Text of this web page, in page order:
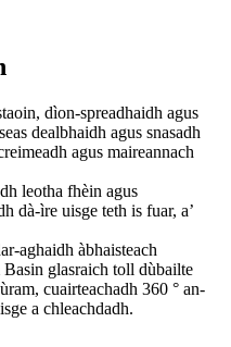
dìon-spreadhaidh agus
dealbhaidh agus snasadh
agus maireannach
leotha fhèin agus
dà-ìre uisge teth is fuar, a’
aghaidh àbhaisteach
glasraich toll dùbailte
cuairteachadh 360 ° an-
a chleachdadh.